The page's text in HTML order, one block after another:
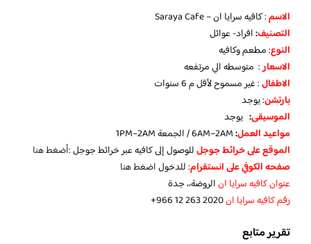
الاسم: كافيه سرايا ان – Saraya Cafe
التصنيف:افراد- عوائل
النوع: مطعم وكافيه
الاسعار: متوسطه الي مرتفعه
الاطفال: غير مسموح لأقل م 6 سنوات
بارتشن: يوجد
الموسيقى: يوجد
مواعيد العمل:6AM–2AM / الجمعة 1PM–2AM
الموقع على خرائط جوجلللوصول إلى كافيه عبر خرائط جوجل :أضغط هنا
صفحه الكوفي على انستقرام: للدخولاضغط هنا
عنوان كافيه سرايا انالروضة،، جدة
رقم كافيه سرايا ان
تقرير متابع